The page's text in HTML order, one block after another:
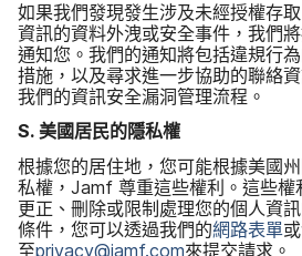
如果​我們​發現​發生​涉​及​未​經授權​存
資訊​的​資料​外洩​或​安全​事件，​我們​
通知您。​我們​的​通知​將​包括​違規行
措施，​以及​尋求​進一步​協助​的​聯絡​
我們​的​資訊​安全​漏洞​管理​流程。
S. 美國​居民​的​隱私權
根據​您​的​居住地，​您可能​根據​美國​
私權， Jamf 尊重​這些​權利。​這些​權
更正、​刪除​或​限制​處理您​的​個人​資
條件，​您可以​透過​我們​的網路​表單
至privacy@jamf.com來​提交​請求。